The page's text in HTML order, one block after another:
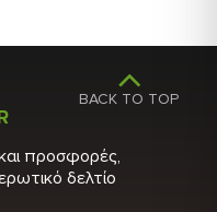
TOP
προσφορές,
δελτίο